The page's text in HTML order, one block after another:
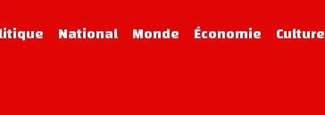
National Monde Économie Culture